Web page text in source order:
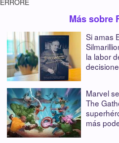
ERRORE
Más sobre
Si amas
la labor
Marvel
The
más